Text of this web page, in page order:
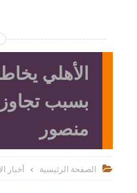
الأهلي
بسبب
منصور
 الصفحة الرئيسية أخبار